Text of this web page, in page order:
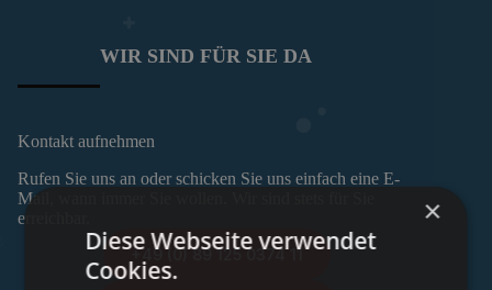
WIR SIND FÜR SIE DA
Kontakt aufnehmen
Rufen Sie uns an oder schicken Sie uns einfach eine E-
Mail, wann immer Sie wollen. Wir sind stets für Sie
erreichbar.
+49 (0) 89 125 0374 11
×
Diese Webseite verwendet
Cookies.